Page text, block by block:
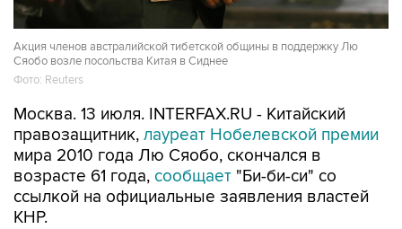
Акция членов австралийской тибетской общины в поддержку Лю
Сяобо возле посольства Китая в Сиднее
Фото: Reuters
Москва. 13 июля. INTERFAX.RU - Китайский
правозащитник, лауреат Нобелевской премии
мира 2010 года Лю Сяобо, скончался в
возрасте 61 года, сообщает "Би-би-си" со
ссылкой на официальные заявления властей
КНР.